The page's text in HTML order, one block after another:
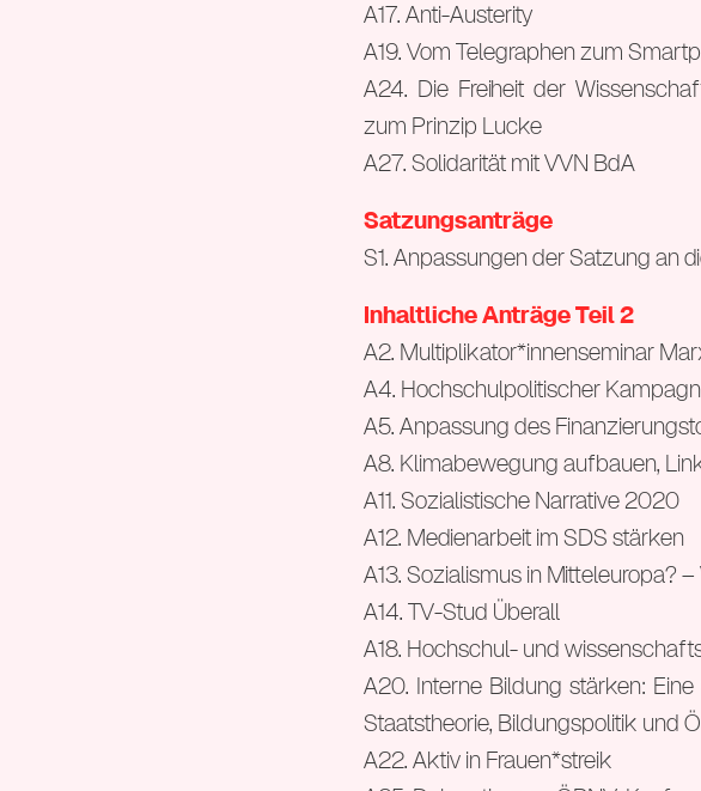
A17. Anti-Austerity
A19. Vom Telegraphen zum
A24. Die Freiheit der
zum Prinzip Lucke
A27. Solidarität mit VVN BdA
Satzungsanträge
S1. Anpassungen der Satzung an
Inhaltliche Anträge Teil 2
A2. Multiplikator*innenseminar
A4. Hochschulpolitischer
A5. Anpassung des
A8. Klimabewegung aufbauen,
A11. Sozialistische Narrative 2020
A12. Medienarbeit im SDS stärken
A13. Sozialismus in Mitteleuropa?
A14. TV-Stud Überall
A18. Hochschul- und
A20. Interne Bildung stärken:
Staatstheorie, Bildungspolitik und
A22. Aktiv in Frauen*streik